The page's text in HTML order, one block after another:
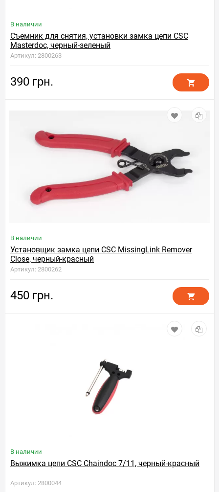
В наличии
Съемник для снятия, установки замка цепи CSC
Masterdoc, черный-зеленый
Артикул: 2800263
390 грн.
В наличии
Установщик замка цепи CSC MissingLink Remover
Close, черный-красный
Артикул: 2800262
450 грн.
В наличии
Выжимка цепи CSC Chaindoc 7/11, черный-красный
Артикул: 2800044